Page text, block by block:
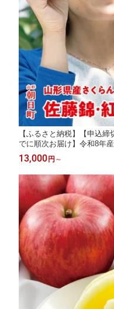
【ふるさと納税】【申込
でに順次お届け】令和8年
秀峰 ） ※不在日連絡は備
L ・ 2L )( 300g ・ 500g )【
送料無料
13,000 円 ～